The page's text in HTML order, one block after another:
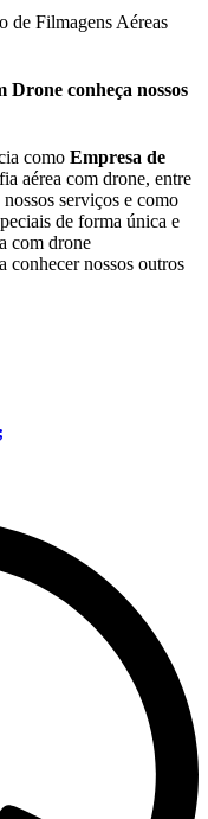
Drone conheça nossos
como Empresa de
aérea com drone, entre
serviços e como
de forma única e
com drone
conhecer nossos outros